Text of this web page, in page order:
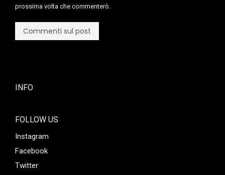
prossima volta che commenterò.
Commenti sul post
INFO
FOLLOW US
Instagram
Facebook
Twitter